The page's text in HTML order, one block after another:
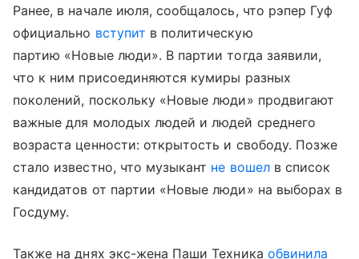
Ранее, в начале июля, сообщалось, что рэпер Гуф
официально вступит в политическую
партию «Новые люди». В партии тогда заявили,
что к ним присоединяются кумиры разных
поколений, поскольку «Новые люди» продвигают
важные для молодых людей и людей среднего
возраста ценности: открытость и свободу. Позже
стало известно, что музыкант не вошелв список
кандидатов от партии «Новые люди» на выборах в
Госдуму.
Также на днях экс-жена Паши Техника обвинила